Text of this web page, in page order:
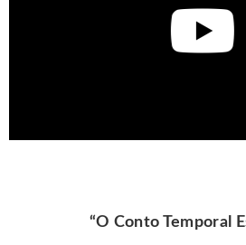
“O Conto Temporal